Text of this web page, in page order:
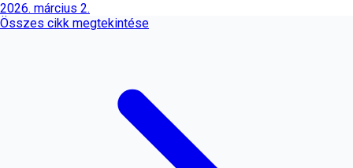
2026. március 2.
Összes cikk megtekintése